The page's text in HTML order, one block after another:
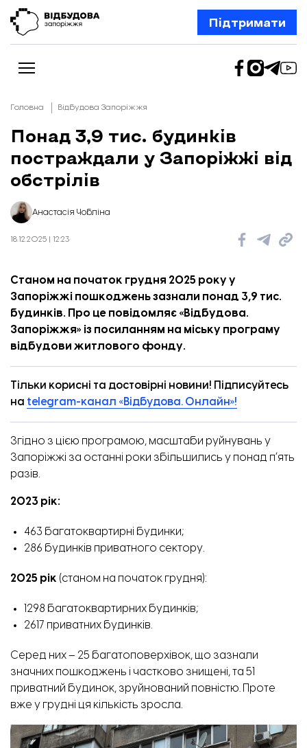
Підтримати
Новини
Відбудова Запоріжжя
Ексклюзив
Шлях додому
Відбудова. Життя
Про нас
Головна Відбудова Запоріжжя
Понад 3,9 тис. будинків
постраждали у Запоріжжі від
обстрілів
Анастасія Чобліна
18.12.2025 | 12:23
Станом на початок грудня 2025 року у
Запоріжжі пошкоджень зазнали понад 3,9 тис.
будинків. Про це повідомляє «Відбудова.
Запоріжжя» із посиланням на міську програму
відбудови житлового фонду.
Тільки корисні та достовірні новини! Підписуйтесь
на telegram-канал «Відбудова. Онлайн»!
Згідно з цією програмою, масштаби руйнувань у
Запоріжжі за останні роки збільшились у понад пʼять
разів.
2023 рік:
463 багатоквартирні будинки;
286 будинків приватного сектору.
2025 рік (станом на початок грудня):
1298 багатоквартирних будинків;
2617 приватних будинків.
Серед них – 25 багатоповерхівок, що зазнали
значних пошкоджень і частково знищені, та 51
приватний будинок, зруйнований повністю. Проте
вже у грудні ця кількість зросла.